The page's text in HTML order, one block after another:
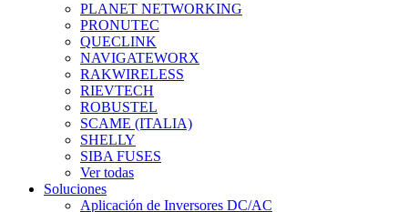
PLANET NETWORKING
PRONUTEC
QUECLINK
NAVIGATEWORX
RAKWIRELESS
RIEVTECH
ROBUSTEL
SCAME (ITALIA)
SHELLY
SIBA FUSES
Ver todas
Soluciones
Aplicación de Inversores DC/AC